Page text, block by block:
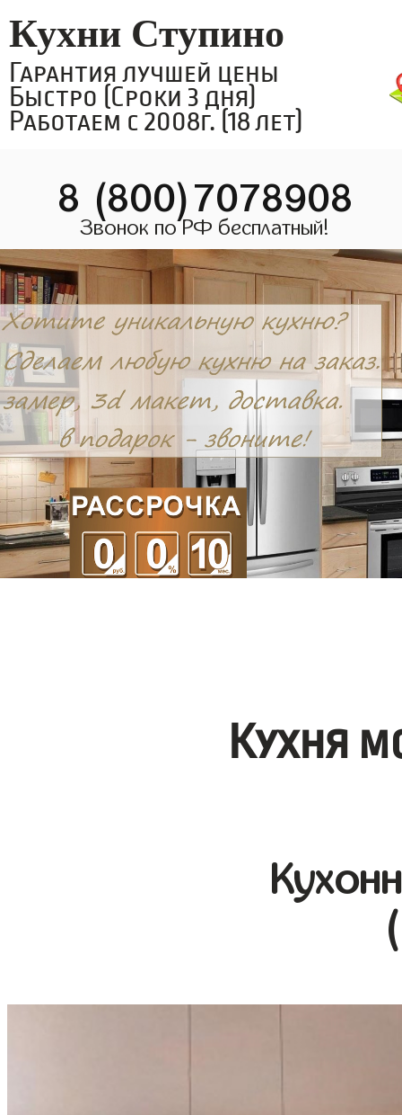
Кухни Ступино
Гарантия лучшей цены
Быстро (Сроки 3 дня)
Работаем с 2008г. (18 лет)
8 (800)7078908
Звонок по РФ бесплатный!
Кухня